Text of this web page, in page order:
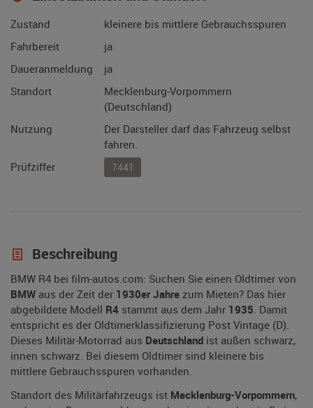
Zustand
kleinere bis mittlere Gebrauchsspuren
Fahrbereit
ja
Daueranmeldung
ja
Standort
Mecklenburg-Vorpommern
(Deutschland)
Nutzung
Der Darsteller darf das Fahrzeug selbst
fahren.
Prüfziffer
7441
Beschreibung
BMW R4 bei film-autos.com: Suchen Sie einen Oldtimer von
BMW aus der Zeit der 1930er Jahre zum Mieten? Das hier
abgebildete Modell R4 stammt aus dem Jahr 1935. Damit
entspricht es der Oldtimerklassifizierung Post Vintage (D).
Dieses Militär-Motorrad aus Deutschland ist außen schwarz,
innen schwarz. Bei diesem Oldtimer sind kleinere bis
mittlere Gebrauchsspuren vorhanden.
Standort des Militärfahrzeugs ist Mecklenburg-Vorpommern,